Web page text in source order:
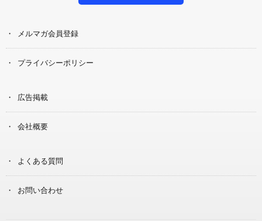
メルマガ会員登録
プライバシーポリシー
広告掲載
会社概要
よくある質問
お問い合わせ